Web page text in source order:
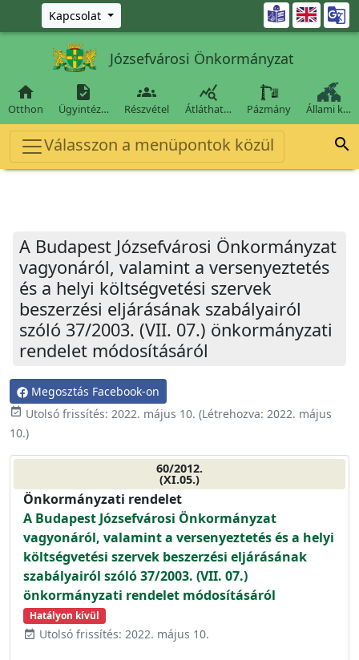
Ugrás a fő tartalomra
Kapcsolat 
Józsefvárosi Önkormányzat

Otthon

Ügyintéz…

Részvétel

Átláthat… Pázmány Állami k…
Válasszon a menüpontok közül 
A Budapest Józsefvárosi Önkormányzat
vagyonáról, valamint a versenyeztetés
és a helyi költségvetési szervek
beszerzési eljárásának szabályairól
szóló 37/2003. (VII. 07.) önkormányzati
rendelet módosításáról
Megosztás Facebook-on
event_available Utolsó frissítés: 2022. május 10. (Létrehozva: 2022. május
10.)
60/2012.
(XI.05.)
Önkormányzati rendelet
A Budapest Józsefvárosi Önkormányzat
vagyonáról, valamint a versenyeztetés és a helyi
költségvetési szervek beszerzési eljárásának
szabályairól szóló 37/2003. (VII. 07.)
önkormányzati rendelet módosításáról
Hatályon kívül
event_available Utolsó frissítés: 2022. május 10.